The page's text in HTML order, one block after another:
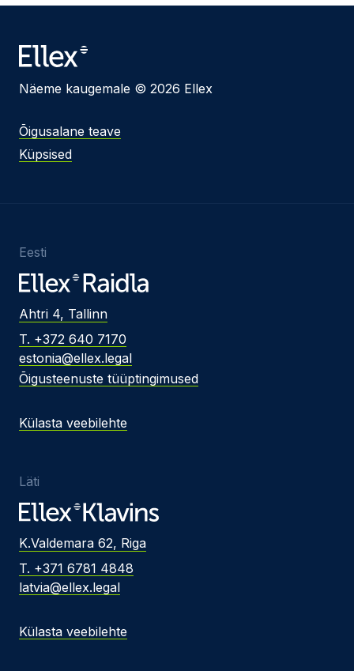
Näeme kaugemale © 2026 Ellex
Õigusalane teave
Küpsised
Eesti
Ahtri 4, Tallinn
T. +372 640 7170
estonia@ellex.legal
Õigusteenuste tüüptingimused
Külasta veebilehte
Läti
K.Valdemara 62, Riga
T. +371 6781 4848
latvia@ellex.legal
Külasta veebilehte